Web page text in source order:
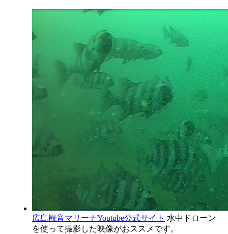
広島観音マリーナYoutube公式サイト 水中ドローン
を使って撮影した映像がおススメです。